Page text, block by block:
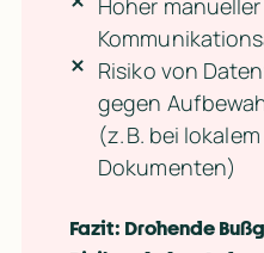
Hoher manueller
Risiko von
gegen
(z. B. bei
Dokumenten)
Fazit: Drohende